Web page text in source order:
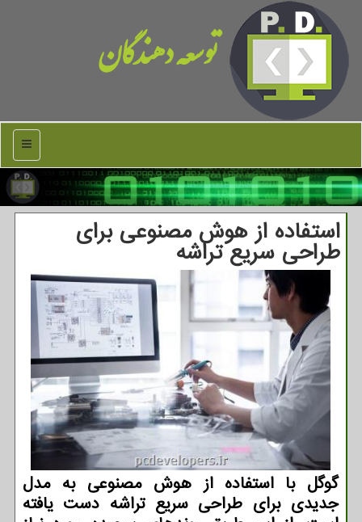
توسعه دهندگان
منو
استفاده از هوش مصنوعی برای
طراحی سریع تراشه
گوگل با استفاده از هوش مصنوعی به مدل
جدیدی برای طراحی سریع تراشه دست یافته